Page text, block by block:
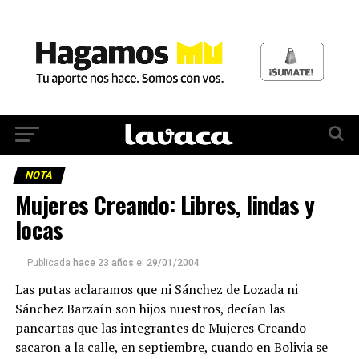
NOTA
Mujeres Creando: Libres, lindas y
locas
Publicada hace 23 años el 29/01/2004
Las putas aclaramos que ni Sánchez de Lozada ni
Sánchez Barzaín son hijos nuestros, decían las
pancartas que las integrantes de Mujeres Creando
sacaron a la calle, en septiembre, cuando en Bolivia se